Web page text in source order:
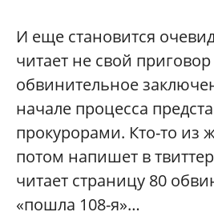
И еще становится
читает не свой
обвинительное
начале процесса
прокурорами. Кто-то из
потом напишет в
читает страницу 80
«пошла 108-я»…